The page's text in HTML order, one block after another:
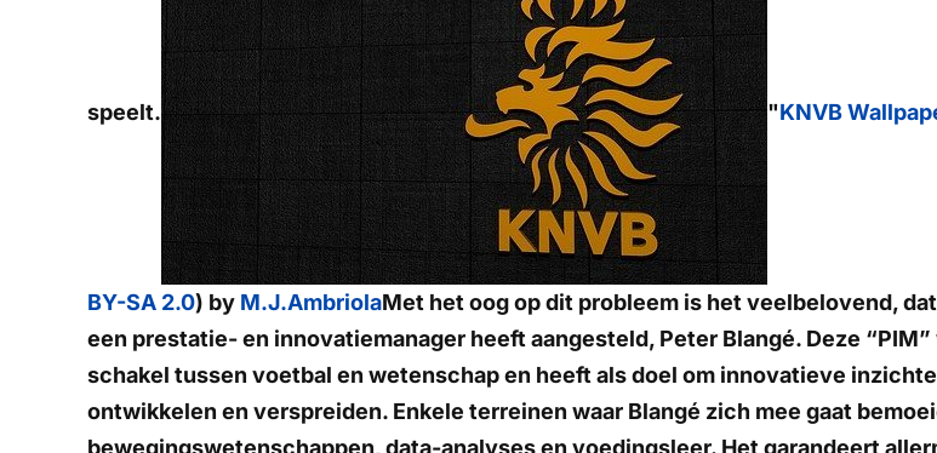
speelt. "KNVB
BY-SA 2.0) by M.J.AmbriolaMet het oog op dit probleem is het veelbelovend,
een prestatie- en innovatiemanager heeft aangesteld, Peter Blangé. Deze
schakel tussen voetbal en wetenschap en heeft als doel om innovatieve
ontwikkelen en verspreiden. Enkele terreinen waar Blangé zich mee gaat
bewegingswetenschappen, data-analyses en voedingsleer. Het garandeert